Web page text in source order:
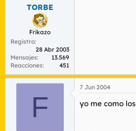
TORBE
Frikazo
Registro
28 Abr 2003
Mensajes
13.569
Reacciones
451
F
7 Jun 2004
yo me como